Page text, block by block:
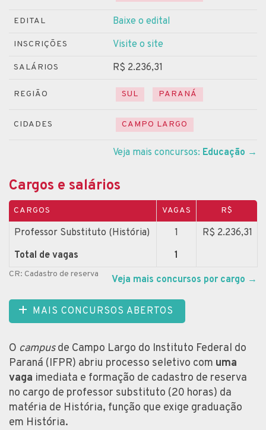
EDITAL Baixe o edital
INSCRIÇÕES Visite o site
SALÁRIOS R$ 2.236,31
REGIÃO SUL PARANÁ
CIDADES CAMPO LARGO
Veja mais concursos: Educação →
Cargos e salários
CARGOS VAGAS R$
Professor Substituto (História) 1
R$ 2.236,31
Total de vagas
1
CR: Cadastro de reserva Veja mais concursos por cargo →
MAIS CONCURSOS ABERTOS
O campusde Campo Largo do Instituto Federal do
Paraná (IFPR) abriu processo seletivo com uma
vaga imediata e formação de cadastro de reserva
no cargo de professor substituto (20 horas) da
matéria de História, função que exige graduação
em História.